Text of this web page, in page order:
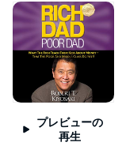
プレビューの
再生